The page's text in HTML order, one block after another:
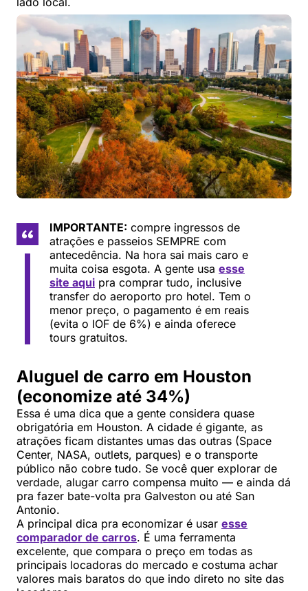
IMPORTANTE: compre ingressos de
atrações e passeios SEMPRE com
antecedência. Na hora sai mais caro e
muita coisa esgota. A gente usa esse
site aqui pra comprar tudo, inclusive
transfer do aeroporto pro hotel. Tem o
menor preço, o pagamento é em reais
(evita o IOF de 6%) e ainda oferece
tours gratuitos.
Aluguel de carro em Houston
(economize até 34%)
Essa é uma dica que a gente considera quase
obrigatória em Houston. A cidade é gigante, as
atrações ficam distantes umas das outras (Space
Center, NASA, outlets, parques) e o transporte
público não cobre tudo. Se você quer explorar de
verdade, alugar carro compensa muito — e ainda dá
pra fazer bate-volta pra Galveston ou até San
Antonio.
A principal dica pra economizar é usar esse
comparador de carros. É uma ferramenta
excelente, que compara o preço em todas as
principais locadoras do mercado e costuma achar
valores mais baratos do que indo direto no site das